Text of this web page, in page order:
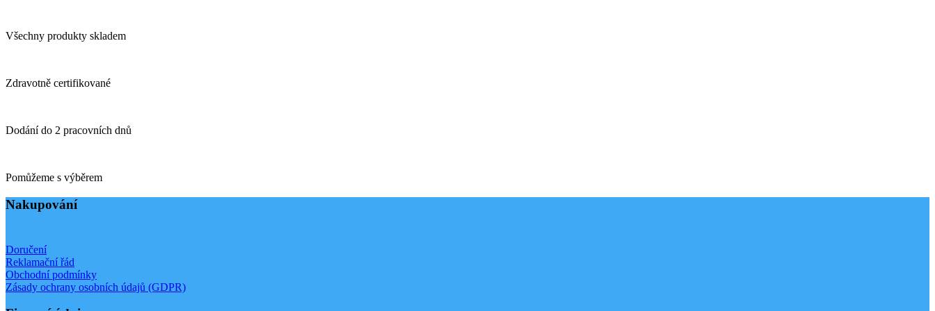
Všechny produkty skladem
Zdravotně certifikované
Dodání do 2 pracovních dnů
Pomůžeme s výběrem
Nakupování
Doručení
Reklamační řád
Obchodní podmínky
Zásady ochrany osobních údajů (GDPR)